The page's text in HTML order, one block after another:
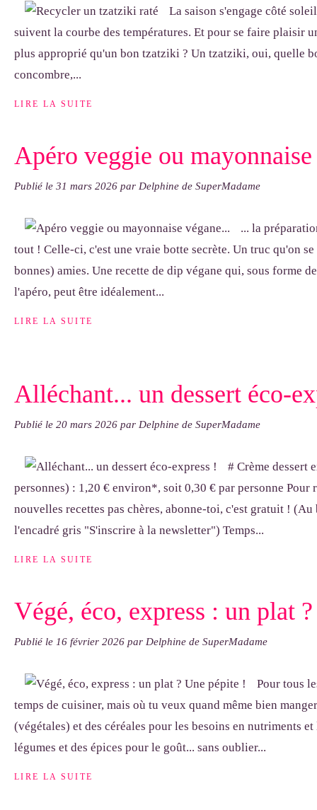
La saison s'engage côté
suivent la courbe des températures. Et pour se faire plaisir
plus approprié qu'un bon tzatziki ? Un tzatziki, oui, quelle
concombre,...
LIRE LA SUITE
Apéro veggie ou mayonnaise
Publié le 31 mars 2026 par Delphine de SuperMadame
... la
tout ! Celle-ci, c'est une vraie botte secrète. Un truc qu'on
bonnes) amies. Une recette de dip végane qui, sous forme
l'apéro, peut être idéalement...
LIRE LA SUITE
Alléchant... un dessert éco-
Publié le 20 mars 2026 par Delphine de SuperMadame
# Crème dessert
personnes) : 1,20 € environ*, soit 0,30 € par personne Pour
nouvelles recettes pas chères, abonne-toi, c'est gratuit ! (Au
l'encadré gris "S'inscrire à la newsletter") Temps...
LIRE LA SUITE
Végé, éco, express : un plat
Publié le 16 février 2026 par Delphine de SuperMadame
Pour tous
temps de cuisiner, mais où tu veux quand même bien
(végétales) et des céréales pour les besoins en nutriments et
légumes et des épices pour le goût... sans oublier...
LIRE LA SUITE